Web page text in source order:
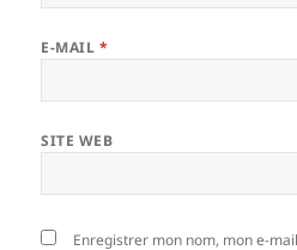
E-MAIL *
SITE WEB
Enregistrer mon nom, mon e-